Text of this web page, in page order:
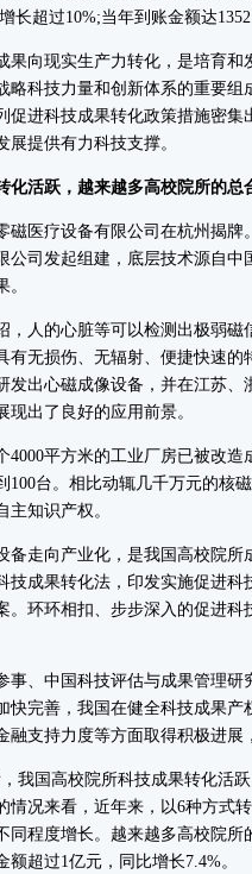
长超过10%;当年到账金额达
向现实生产力转化，是培育和
略科技力量和创新体系的重要组
促进科技成果转化政策措施密
展提供有力科技支撑。
活跃，越来越多高校院所的总
医疗设备有限公司在杭州揭牌
公司发起组建，底层技术源自
。
人的心脏等可以检测出极弱磁
有无损伤、无辐射、便捷快速
发出心磁成像设备，并在江苏
现出了良好的应用前景。
平方米的工业厂房已被改造
100台。相比动辄几千万元的核
主知识产权。
走向产业化，是我国高校院所
技成果转化法，印发实施促进
。环环相扣、步步深入的促进
、中国科技评估与成果管理研
快完善，我国在健全科技成果
融支持力度等方面取得积极进展
国高校院所科技成果转化活跃
情况来看，近年来，以6种方式
同程度增长。越来越多高校院所
额超过1亿元，同比增长7.4%。